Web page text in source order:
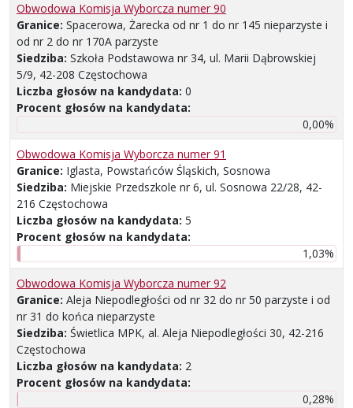
Obwodowa Komisja Wyborcza numer 90
Granice: Spacerowa, Żarecka od nr 1 do nr 145 nieparzyste i
od nr 2 do nr 170A parzyste
Siedziba: Szkoła Podstawowa nr 34, ul. Marii Dąbrowskiej
5/9, 42-208 Częstochowa
Liczba głosów na kandydata: 0
Procent głosów na kandydata:
0,00%
Obwodowa Komisja Wyborcza numer 91
Granice: Iglasta, Powstańców Śląskich, Sosnowa
Siedziba: Miejskie Przedszkole nr 6, ul. Sosnowa 22/28, 42-
216 Częstochowa
Liczba głosów na kandydata: 5
Procent głosów na kandydata:
1,03%
Obwodowa Komisja Wyborcza numer 92
Granice: Aleja Niepodległości od nr 32 do nr 50 parzyste i od
nr 31 do końca nieparzyste
Siedziba: Świetlica MPK, al. Aleja Niepodległości 30, 42-216
Częstochowa
Liczba głosów na kandydata: 2
Procent głosów na kandydata:
0,28%